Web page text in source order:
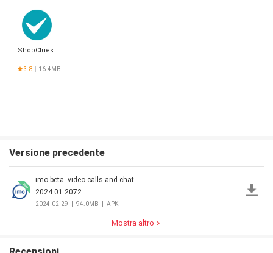
ShopClues
3.8 16.4MB
Versione precedente
imo beta -video calls and chat
2024.01.2072
2024-02-29 94.0MB APK
Mostra altro